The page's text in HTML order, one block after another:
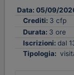
Data: 05/09/
Crediti: 3 cfp
Durata: 3 ore
Iscrizioni: dal
Tipologia: